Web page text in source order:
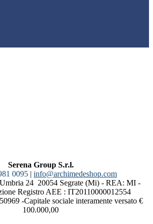
Serena Group S.r.l.
0095 | info@archimedeshop.com
24 20054 Segrate (Mi) - REA: MI -
Registro AEE : IT20110000012554
-Capitale sociale interamente versato €
100.000,00